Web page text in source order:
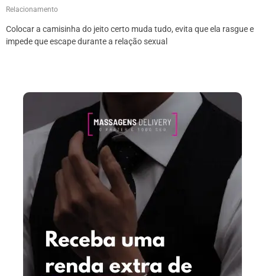
Relacionamento
Colocar a camisinha do jeito certo muda tudo, evita que ela rasgue e
impede que escape durante a relação sexual